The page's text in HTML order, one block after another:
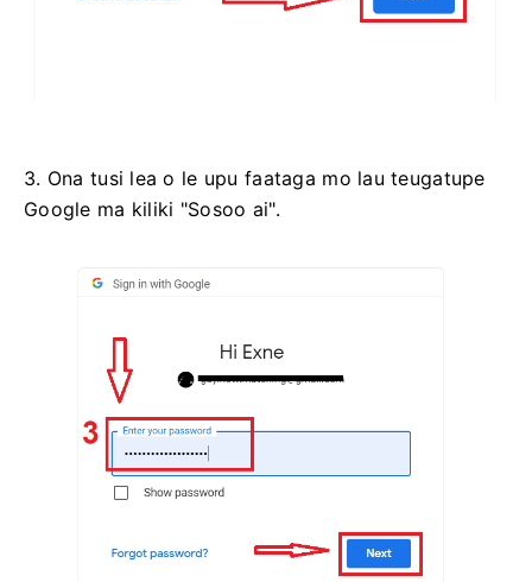
3. Ona tusi lea o le upu faataga mo lau teugatupe
Google ma kiliki "Sosoo ai".